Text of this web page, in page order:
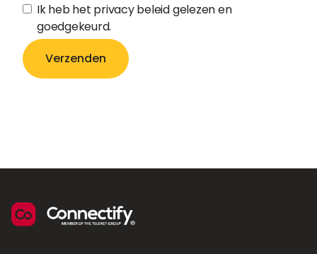
Ik heb het privacy beleid gelezen en
goedgekeurd.